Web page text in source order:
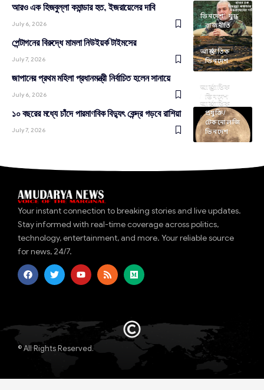
ভিনদেশ যুদ্ধ
রাজনীতি
আরও এক হিজবুল্লা কমান্ডার হত, ইজরায়েলের দাবি
July 6, 2026
আন্তর্জাতিক
ভিনদেশ
পেন্টাগনের বিরুদ্ধে মামলা নিউইয়র্ক টাইমসের
July 7, 2026
আন্তর্জাতিক
ভিনদেশ
জাপানের প্রথম মহিলা প্রধানমন্ত্রী নির্বাচিত হলেন সানায়ে
July 6, 2026
আন্তর্জাতিক
প্রযুক্তি/
টেকনোলজি
ভিনদেশ
১০ বছরের মধ্যে চাঁদে পারমাণবিক বিদ্যুৎ কেন্দ্র গড়বে রাশিয়া
July 7, 2026
Your instant connection to breaking stories and live updates.
Stay informed with real-time coverage across politics,
technology, entertainment, and more. Your reliable source
for news, 24/7.
© All Rights Reserved.